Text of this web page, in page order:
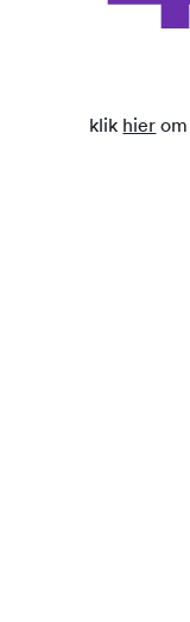
klik hier